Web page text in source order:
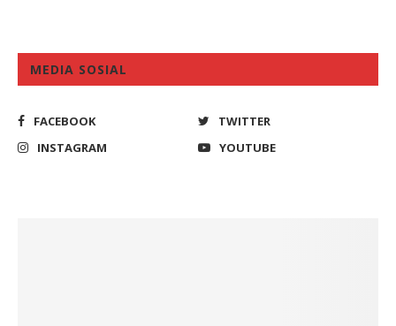
MEDIA SOSIAL
FACEBOOK
TWITTER
INSTAGRAM
YOUTUBE